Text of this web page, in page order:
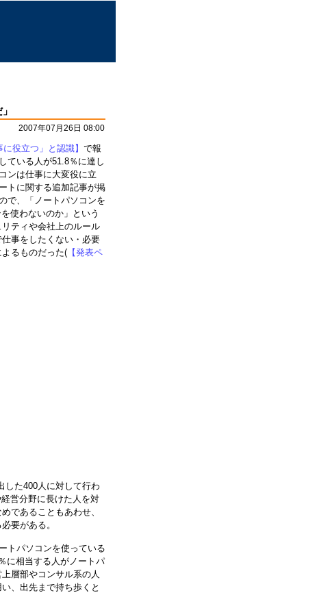
2007年07月26日 08:00
役立つ」と認識】 で報
ている人が51.8％に達し
ンは仕事に大変役に立
トに関する追加記事が掲
で、「ノートパソコンを
使わないのか」という
ティや会社上のルール
事をしたくない・必要
るものだった( 【発表ペ
した400人に対して行わ
営分野に長けた人を対
であることもあわせ、
要がある。
トパソコンを使っている
に相当する人がノートパ
層部やコンサル系の人
、出先まで持ち歩くと